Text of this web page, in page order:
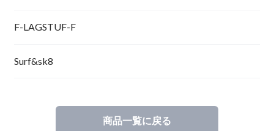
F-LAGSTUF-F
Surf&sk8
商品一覧に戻る